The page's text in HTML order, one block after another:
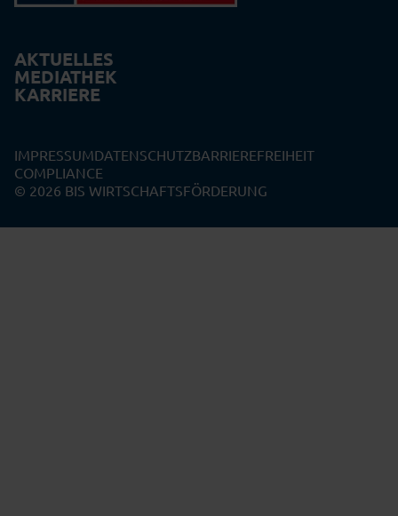
AKTUELLES
MEDIATHEK
KARRIERE
IMPRESSUMDATENSCHUTZBARRIEREFREIHEIT
COMPLIANCE
© 2026 BIS WIRTSCHAFTSFÖRDERUNG